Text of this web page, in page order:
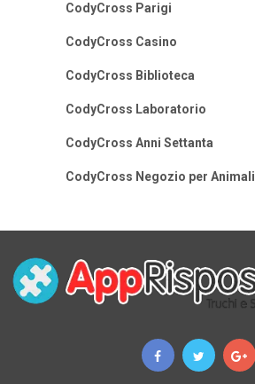
CodyCross Parigi
CodyCross Casino
CodyCross Biblioteca
CodyCross Laboratorio
CodyCross Anni Settanta
CodyCross Negozio per Animali